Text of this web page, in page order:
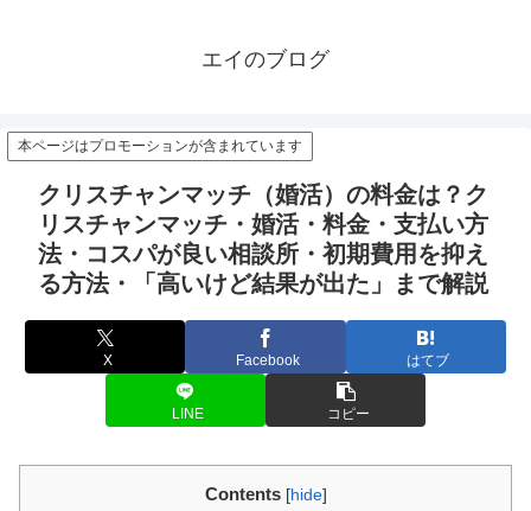
エイのブログ
本ページはプロモーションが含まれています
クリスチャンマッチ（婚活）の料金は？ク
リスチャンマッチ・婚活・料金・支払い方
法・コスパが良い相談所・初期費用を抑え
る方法・「高いけど結果が出た」まで解説
X Facebook はてブ
LINE コピー
Contents [hide]